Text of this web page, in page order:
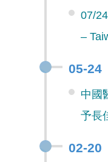
07/
–
05-24
中國
予長
02-20